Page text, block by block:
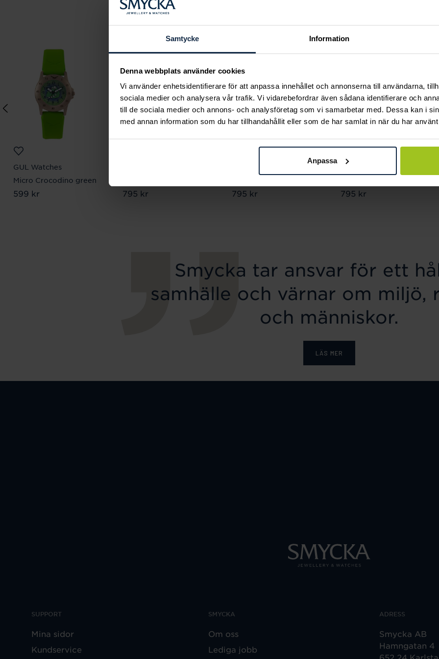
Samtycke Information
Denna webbplats använder cookies
Vi använder enhetsidentifierare för att anpassa innehållet och annonserna till användarna,
sociala medier och analysera vår trafik. Vi vidarebefordrar även sådana identifierare och
till de sociala medier och annons- och analysföretag som vi samarbetar med. Dessa kan i
med annan information som du har tillhandahållit eller som de har samlat in när du har
Anpassa
GUL Watches
Micro Crocodino green
Pris :599 kr
599 kr Pris :795 kr
795 kr Pris :795 kr
795 kr
Gant
Pris :795 kr
795 kr
Smycka tar ansvar för ett
samhälle och värnar om miljö,
och människor.
LÄS MER
SUPPORT
Mina sidor
Kundservice
SMYCKA
Om oss
Lediga jobb
ADRESS
Smycka AB
Hamngatan 4
652 24